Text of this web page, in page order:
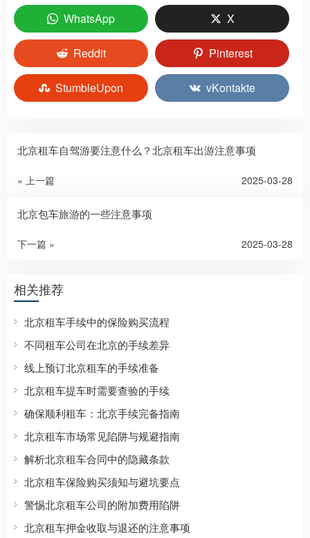
WhatsApp X
Reddit Pinterest
StumbleUpon vKontakte
北京租车自驾游要注意什么？北京租车出游注意事项
« 上一篇 2025-03-28
北京包车旅游的一些注意事项
下一篇 » 2025-03-28
相关推荐
北京租车手续中的保险购买流程
不同租车公司在北京的手续差异
线上预订北京租车的手续准备
北京租车提车时需要查验的手续
确保顺利租车：北京手续完备指南
北京租车市场常见陷阱与规避指南
解析北京租车合同中的隐藏条款
北京租车保险购买须知与避坑要点
警惕北京租车公司的附加费用陷阱
北京租车押金收取与退还的注意事项